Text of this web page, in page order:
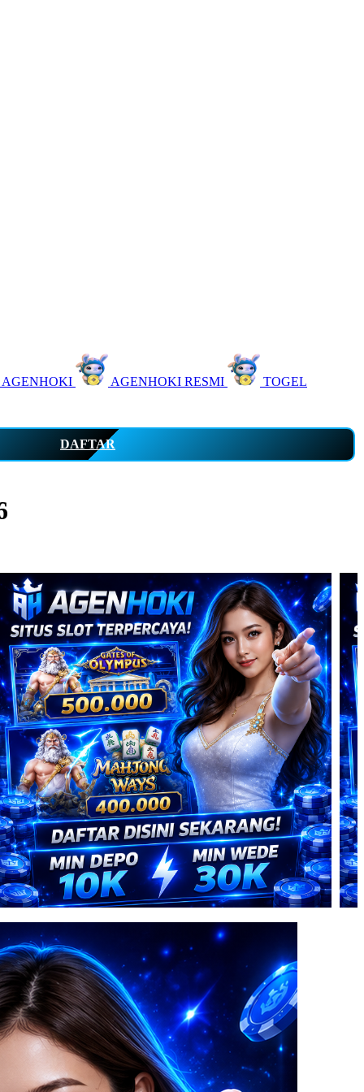
AGENHOKI RESMI TOGEL
DAFTAR